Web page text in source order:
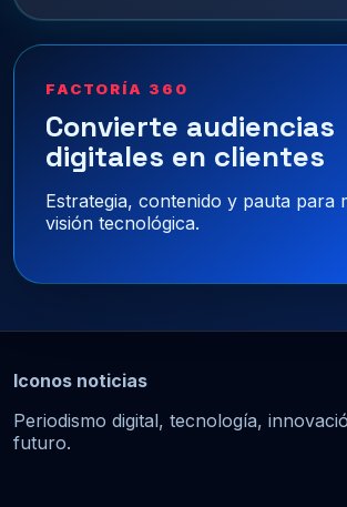
FACTORÍA 360
Convierte audiencias
digitales en clientes
Estrategia, contenido y pauta para
visión tecnológica.
Iconos noticias
Periodismo digital, tecnología,
futuro.